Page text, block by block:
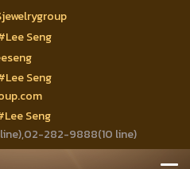
Seng
Seng
Seng
282-9888(10 line)